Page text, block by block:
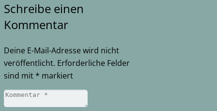
Schreibe einen
Kommentar
Deine E-Mail-Adresse wird nicht
veröffentlicht. Erforderliche Felder
sind mit * markiert